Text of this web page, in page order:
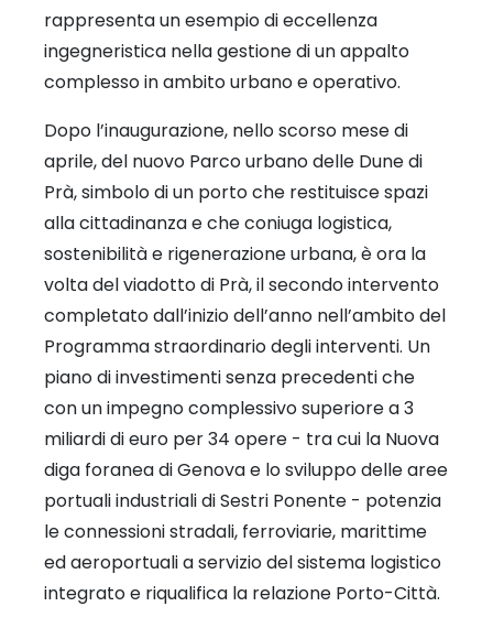
rappresenta un esempio di eccellenza
ingegneristica nella gestione di un appalto
complesso in ambito urbano e operativo.
Dopo l’inaugurazione, nello scorso mese di
aprile, del nuovo Parco urbano delle Dune di
Prà, simbolo di un porto che restituisce spazi
alla cittadinanza e che coniuga logistica,
sostenibilità e rigenerazione urbana, è ora la
volta del viadotto di Prà, il secondo intervento
completato dall’inizio dell’anno nell’ambito del
Programma straordinario degli interventi. Un
piano di investimenti senza precedenti che
con un impegno complessivo superiore a 3
miliardi di euro per 34 opere - tra cui la Nuova
diga foranea di Genova e lo sviluppo delle aree
portuali industriali di Sestri Ponente - potenzia
le connessioni stradali, ferroviarie, marittime
ed aeroportuali a servizio del sistema logistico
integrato e riqualifica la relazione Porto-Città.